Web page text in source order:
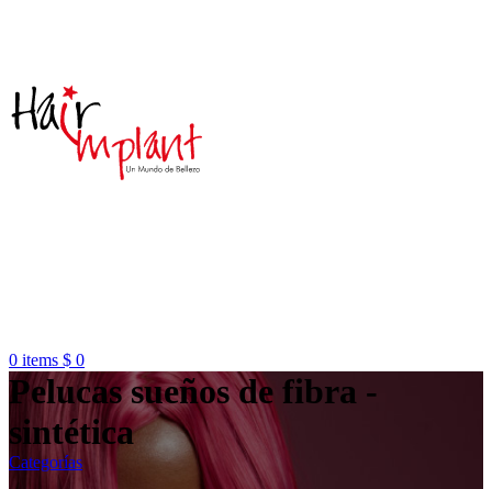
0 items $ 0
Pelucas sueños de fibra -
sintética
Categorías